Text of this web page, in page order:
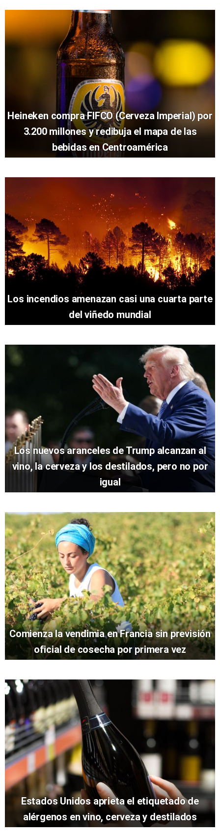
Heineken compra FIFCO (Cerveza Imperial) por
3.200 millones y redibuja el mapa de las
bebidas en Centroamérica
Los incendios amenazan casi una cuarta parte
del viñedo mundial
Los nuevos aranceles de Trump alcanzan al
vino, la cerveza y los destilados, pero no por
igual
Comienza la vendimia en Francia sin previsión
oficial de cosecha por primera vez
Estados Unidos aprieta el etiquetado de
alérgenos en vino, cerveza y destilados